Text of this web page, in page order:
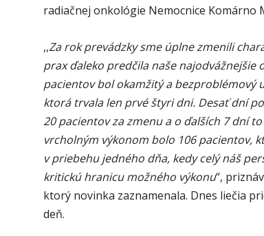
radiačnej onkológie Nemocnice Komárno
,,Za rok prevádzky sme úplne zmenili
prax ďaleko predčila naše najodvážnejšie
pacientov bol okamžitý a bezproblémový
ktorá trvala len prvé štyri dni. Desať dní
20 pacientov za zmenu a o ďalších 7 dní
vrcholným výkonom bolo 106 pacientov,
v priebehu jedného dňa, kedy celý náš
kritickú hranicu možného výkonu“,
ktorý novinka zaznamenala. Dnes liečia
deň.